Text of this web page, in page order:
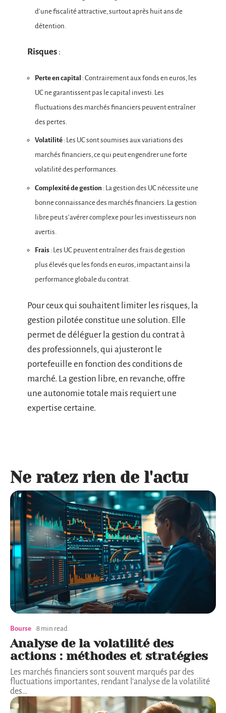
d’une fiscalité attractive, surtout après huit ans de
détention.
Risques :
Perte en capital : Contrairement aux fonds en euros, les
UC ne garantissent pas le capital investi. Les
fluctuations des marchés financiers peuvent entraîner
des pertes.
Volatilité : Les UC sont soumises aux variations des
marchés financiers, ce qui peut engendrer une forte
volatilité des performances.
Complexité de gestion : La gestion des UC nécessite une
bonne connaissance des marchés financiers. La gestion
libre peut s’avérer complexe pour les investisseurs non
avertis.
Frais : Les UC peuvent entraîner des frais de gestion
plus élevés que les fonds en euros, impactant ainsi la
performance globale du contrat.
Pour ceux qui souhaitent limiter les risques, la
gestion pilotée constitue une solution. Elle
permet de déléguer la gestion du contrat à
des professionnels, qui ajusteront le
portefeuille en fonction des conditions de
marché. La gestion libre, en revanche, offre
une autonomie totale mais requiert une
expertise certaine.
Ne ratez rien de l'actu
Bourse 8 min read
Analyse de la volatilité des
actions : méthodes et stratégies
Les marchés financiers sont souvent marqués par des
fluctuations importantes, rendant l'analyse de la volatilité
des…